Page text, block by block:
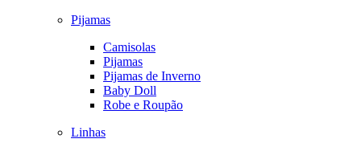
Pijamas
Camisolas
Pijamas
Pijamas de Inverno
Baby Doll
Robe e Roupão
Linhas